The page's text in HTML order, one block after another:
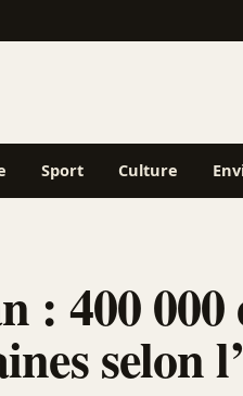
Sport Culture
: 400 000
selon